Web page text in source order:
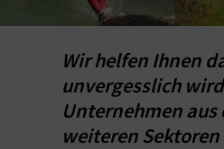
Wir helfen Ihnen
unvergesslich
Unternehmen
weiteren